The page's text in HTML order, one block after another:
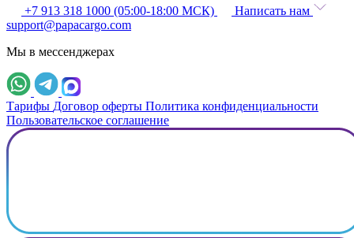
+7 913 318 1000 (05:00-18:00 МСК)
Написать нам
support@papacargo.com
Мы в мессенджерах
Тарифы Договор оферты Политика конфиденциальности
Пользовательское соглашение